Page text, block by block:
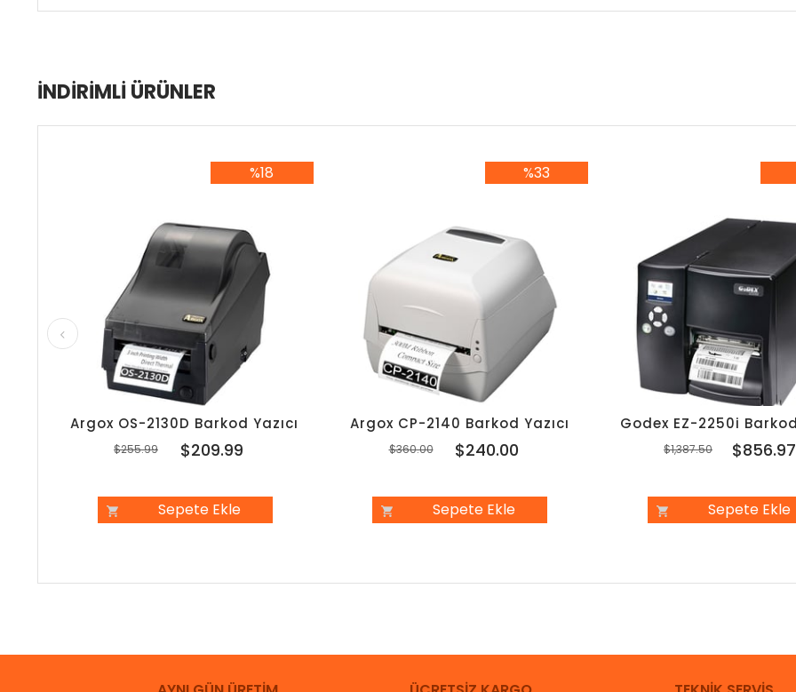
İNDIRIMLI ÜRÜNLER
Argox OS-2130D Barkod Yazıcı
$209.99
$255.99
Sepete Ekle
%18
Argox CP-2140 Barkod Yazıcı
$240.00
$360.00
Sepete Ekle
%33
Godex EZ-2250i Barkod
$856.97
$1,387.50
Sepete Ekle